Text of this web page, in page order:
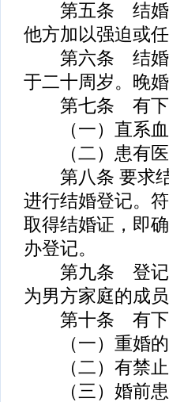
第五条 结婚必
他方加以强迫或
第六条 结婚年
于二十周岁。晚
第七条 有下列
（一）直系血
（二）患有医
第八条 要求结
进行结婚登记。
取得结婚证，即
办登记。
第九条 登记结
为男方家庭的成
第十条 有下列
（一）重婚的
（二）有禁止
（三）婚前患